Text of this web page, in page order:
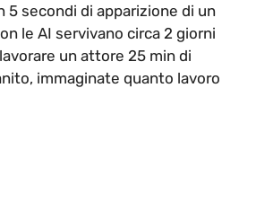
5 secondi di apparizione di un
le AI servivano circa 2 giorni
un attore 25 min di
immaginate quanto lavoro